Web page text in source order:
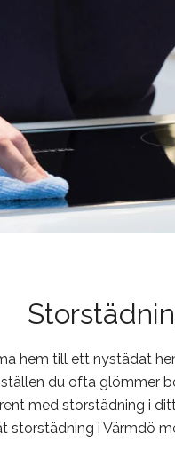
hem till ett nystädat
du ofta glömmer
med storstädning i
storstädning i Värmdö